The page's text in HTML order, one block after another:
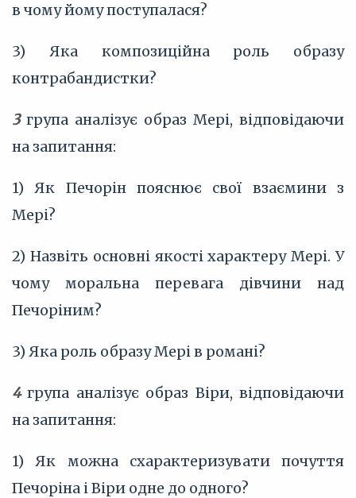
в чому йому поступалася?
3) Яка композиційна роль образу
контрабандистки?
3група аналізує образ Мері, відповідаючи
на запитання:
1) Як Печорін пояснює свої взаємини з
Мері?
2) Назвіть основні якості характеру Мері. У
чому моральна перевага дівчини над
Печоріним?
3) Яка роль образу Мері в романі?
4група аналізує образ Віри, відповідаючи
на запитання:
1) Як можна схарактеризувати почуття
Печоріна і Віри одне до одного?